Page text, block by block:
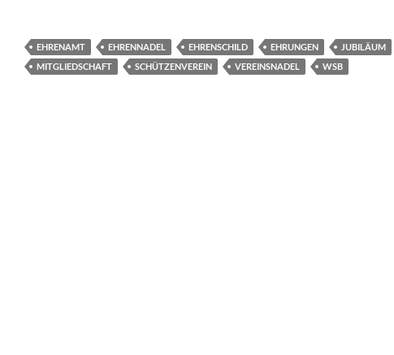
EHRENAMT EHRENNADEL EHRENSCHILD EHRUNGEN
JUBILÄUM
MITGLIEDSCHAFT
SCHÜTZENVEREIN VEREINSNADEL WSB